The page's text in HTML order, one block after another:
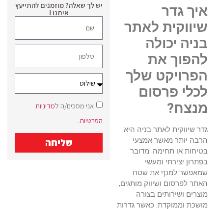
איך גדר
שיווקית לאתר
בניה יכולה
להפוך את
הפרויקט שלך
לכלי פרסום
מנצח?
גדר שיווקית לאתר בניה היא
הרבה יותר מאשר אמצעי
בטיחות או תחימה. מדובר
בפתרון יצירתי ומעשי
שמאפשר למנף את שטח
האתר לפרסום ושיווק מותגים,
מוצרים ושירותים בצורה
מושכת וממוקדת. כאשר גדרות
יש לך שאלה? מוזמנים להתייעץ
איתנו !
אני מסכים/ה למדיניות
הפרטיות.
שליחה